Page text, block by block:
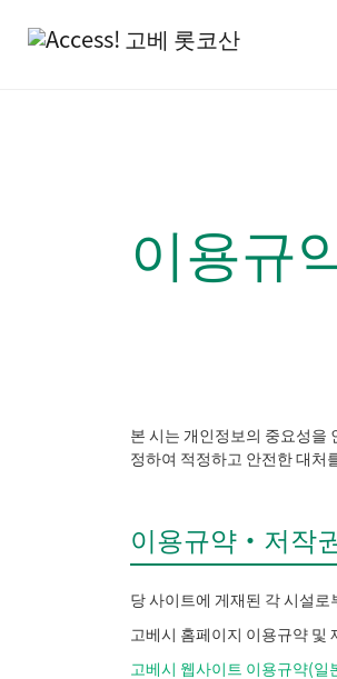
이용규
본 시는 개인정보의 중요성을
정하여 적정하고 안전한 대처
이용규약・저작
당 사이트에 게재된 각 시설
고베시 홈페이지 이용규약 및
고베시 웹사이트 이용규약(일